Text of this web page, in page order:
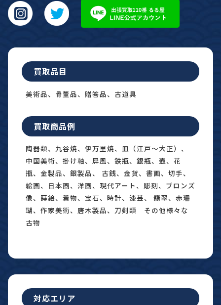
買取品目
美術品、骨董品、贈答品、古道具
買取商品例
陶器類、九谷焼、伊万里焼、皿（江戸〜大正）、
中国美術、掛け軸、屏風、鉄瓶、銀瓶、壺、花
瓶、金製品、銀製品、 古銭、金貨、書画、切手、
絵画、日本画、洋画、現代アート、彫刻、ブロンズ
像、蒔絵、着物、宝石、時計、漆芸、 翡翠、赤珊
瑚、作家美術、唐木製品、刀剣類 その他様々な
古物
対応エリア